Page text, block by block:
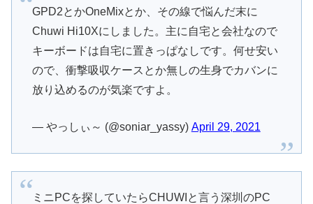
GPD2とかOneMixとか、その線で悩んだ末に
Chuwi Hi10Xにしました。主に自宅と会社なので
キーボードは自宅に置きっぱなしです。何せ安い
ので、衝撃吸収ケースとか無しの生身でカバンに
放り込めるのが気楽ですよ。
— やっしぃ～ (@soniar_yassy) April 29, 2021
ミニPCを探していたらCHUWIと言う深圳のPC